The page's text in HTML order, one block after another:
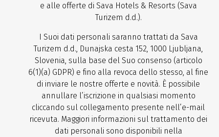
e alle offerte di Sava Hotels & Resorts (Sava
Turizem d.d.).
I Suoi dati personali saranno trattati da Sava
Turizem d.d., Dunajska cesta 152, 1000 Ljubljana,
Slovenia, sulla base del Suo consenso (articolo
6(1)(a) GDPR) e fino alla revoca dello stesso, al fine
di inviare le nostre offerte e novità. È possibile
annullare l’iscrizione in qualsiasi momento
cliccando sul collegamento presente nell’e-mail
ricevuta. Maggiori informazioni sul trattamento dei
dati personali sono disponibili nella